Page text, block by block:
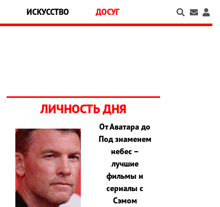
ИСКУССТВО ДОСУГ
ЛИЧНОСТЬ ДНЯ
От Аватара до
Под знаменем
небес –
лучшие
фильмы и
сериалы с
Сэмом